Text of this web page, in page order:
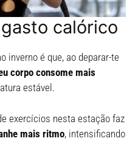
calórico
inverno é que, ao deparar-te
corpo consome mais
estável.
exercícios nesta estação faz
mais ritmo, intensificando